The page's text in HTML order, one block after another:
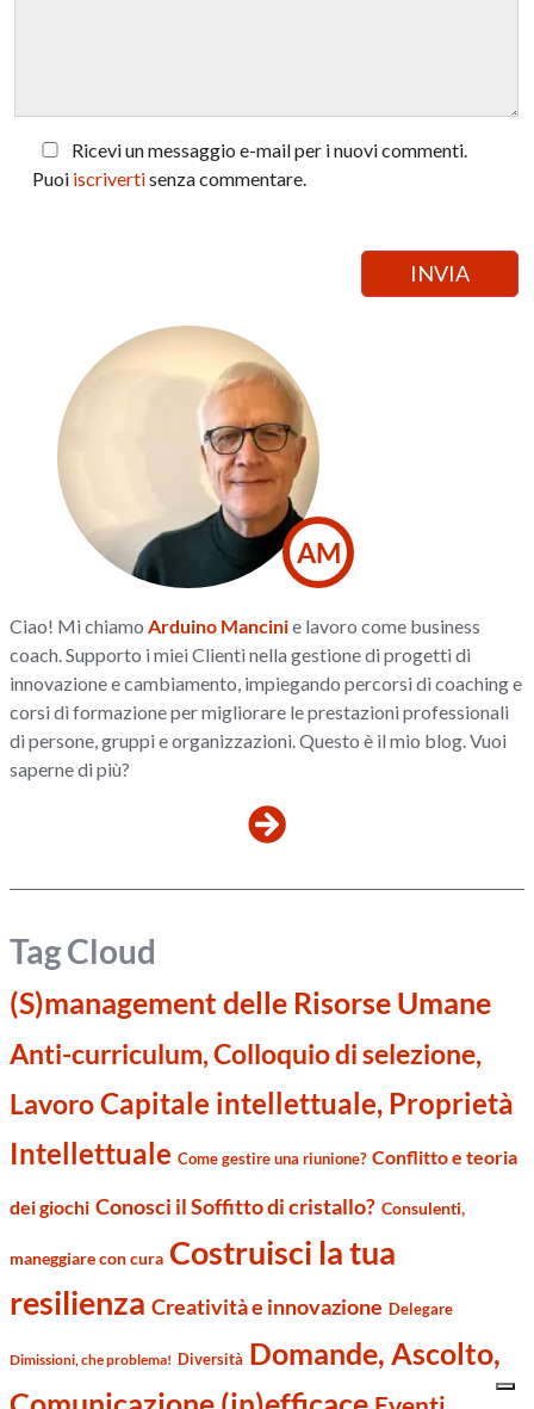
Ricevi un messaggio e-mail per i nuovi commenti.
Puoi iscrivertisenza commentare.
AM
Ciao! Mi chiamoArduino Mancinie lavoro come business
coach. Supporto i miei Clienti nella gestione di progetti di
innovazione e cambiamento, impiegando percorsi di coaching e
corsi di formazione per migliorare le prestazioni professionali
di persone, gruppi e organizzazioni. Questo è il mio blog. Vuoi
saperne di più?
Tag Cloud
(S)management delle Risorse Umane
Anti-curriculum, Colloquio di selezione,
LavoroCapitale intellettuale, Proprietà
Intellettuale Come gestire una riunione? Conflitto e teoria
dei giochi Conosci il Soffitto di cristallo? Consulenti,
maneggiare con cura Costruisci la tua
resilienza Creatività e innovazione Delegare
Dimissioni, che problema! Diversità Domande, Ascolto,